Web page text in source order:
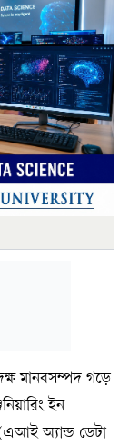
মানবসম্পদ গড়ে
ইন
(এআই অ্যান্ড ডেটা